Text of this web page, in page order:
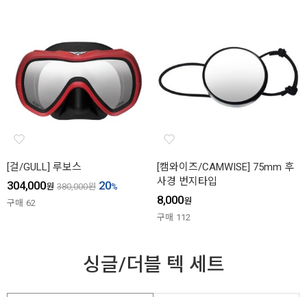
[걸/GULL] 루보스
304,000원 380,000원 20%
구매 62
[캠와이즈/CAMWISE] 75mm 후
사경 번지타입
8,000원
구매 112
싱글/더블 텍 세트